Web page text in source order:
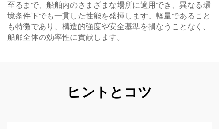
至るまで、船舶内のさまざまな場所に適用でき、異なる環
境条件下でも一貫した性能を発揮します。軽量であること
も特徴であり、構造的強度や安全基準を損なうことなく、
船舶全体の効率性に貢献します。
ヒントとコツ